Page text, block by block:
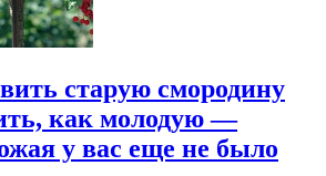
старую смородину
как молодую —
у вас еще не было